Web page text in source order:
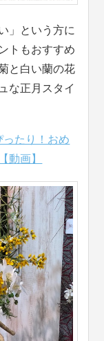
」という方に
トもおすすめ
と白い蘭の花
な正月スタイ
たり！おめ
動画】